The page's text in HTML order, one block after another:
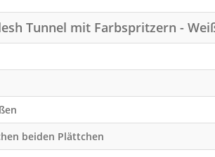
Tunnel mit Farbspritzern -
beiden Plättchen